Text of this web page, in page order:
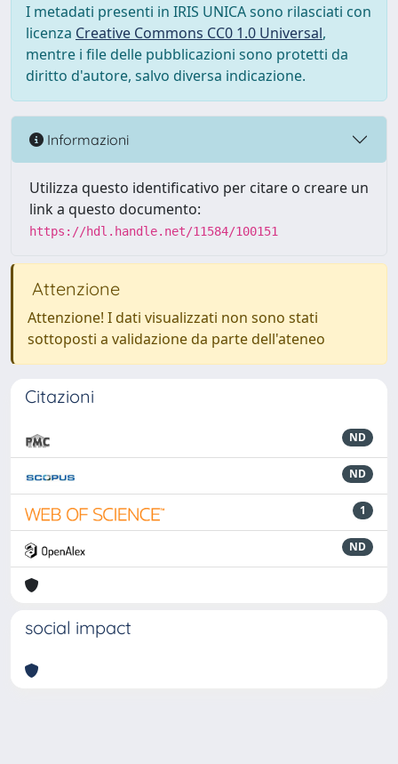
I metadati presenti in IRIS UNICA sono rilasciati con
licenza Creative Commons CC0 1.0 Universal,
mentre i file delle pubblicazioni sono protetti da
diritto d'autore, salvo diversa indicazione.
Informazioni
Utilizza questo identificativo per citare o creare un
link a questo documento:
https://hdl.handle.net/11584/100151
Attenzione
Attenzione! I dati visualizzati non sono stati
sottoposti a validazione da parte dell'ateneo
Citazioni
ND
ND
1
ND
social impact